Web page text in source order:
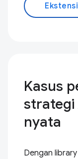
Kasus
strategi
nyata
Dengan